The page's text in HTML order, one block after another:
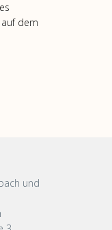
dem
und